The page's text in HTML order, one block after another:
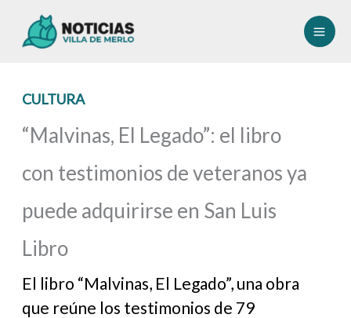
CULTURA
“Malvinas, El Legado”: el libro
con testimonios de veteranos ya
puede adquirirse en San Luis
Libro
El libro “Malvinas, El Legado”, una obra
que reúne los testimonios de 79